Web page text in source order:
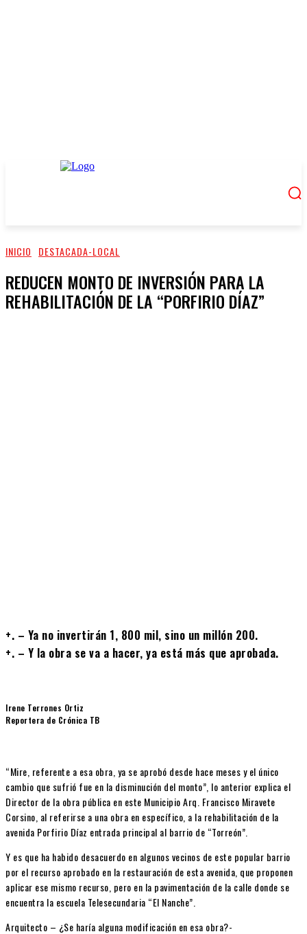
INICIO DESTACADA-LOCAL
REDUCEN MONTO DE INVERSIÓN PARA LA
REHABILITACIÓN DE LA “PORFIRIO DÍAZ”
+. – Ya no invertirán 1, 800 mil, sino un millón 200.
+. – Y la obra se va a hacer, ya está más que aprobada.
Irene Terrones Ortiz
Reportera de Crónica TB
“Mire, referente a esa obra, ya se aprobó desde hace meses y el único
cambio que sufrió fue en la disminución del monto”, lo anterior explica el
Director de la obra pública en este Municipio Arq. Francisco Miravete
Corsino, al referirse a una obra en específico, a la rehabilitación de la
avenida Porfirio Díaz entrada principal al barrio de “Torreón”.
Y es que ha habido desacuerdo en algunos vecinos de este popular barrio
por el recurso aprobado en la restauración de esta avenida, que proponen
aplicar ese mismo recurso, pero en la pavimentación de la calle donde se
encuentra la escuela Telesecundaria “El Nanche”.
Arquitecto – ¿Se haría alguna modificación en esa obra?-